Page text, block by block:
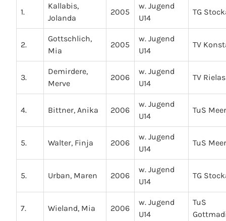
1.
Kallabis,
Jolanda
2005
w. Jugend
U14
TG
2.
Gottschlich,
Mia
2005
w. Jugend
U14
TV
3.
Demirdere,
Merve
2006
w. Jugend
U14
TV
4. Bittner, Anika 2006
w. Jugend
U14
TuS
5. Walter, Finja 2006
w. Jugend
U14
TuS
5. Urban, Maren 2006
w. Jugend
U14
TG
7. Wieland, Mia 2006
w. Jugend
U14
TuS